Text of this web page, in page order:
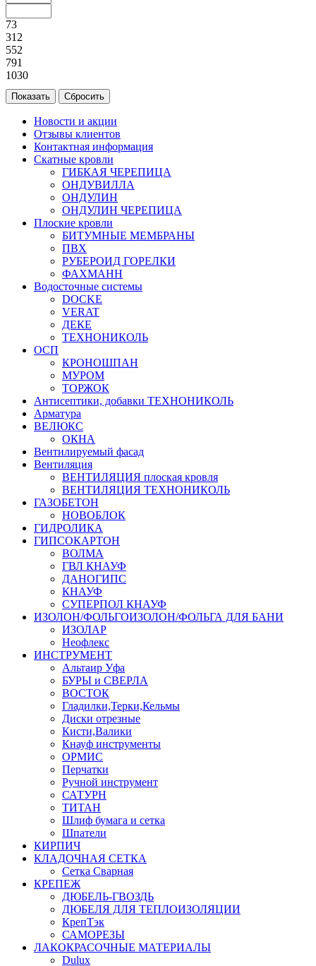
73
312
552
791
1030
Новости и акции
Отзывы клиентов
Контактная информация
Скатные кровли
ГИБКАЯ ЧЕРЕПИЦА
ОНДУВИЛЛА
ОНДУЛИН
ОНДУЛИН ЧЕРЕПИЦА
Плоские кровли
БИТУМНЫЕ МЕМБРАНЫ
ПВХ
РУБЕРОИД ГОРЕЛКИ
ФАХМАНН
Водосточные системы
DOCKE
VERAT
ДЕКЕ
ТЕХНОНИКОЛЬ
ОСП
КРОНОШПАН
МУРОМ
ТОРЖОК
Антисептики, добавки ТЕХНОНИКОЛЬ
Арматура
ВЕЛЮКС
ОКНА
Вентилируемый фасад
Вентиляция
ВЕНТИЛЯЦИЯ плоская кровля
ВЕНТИЛЯЦИЯ ТЕХНОНИКОЛЬ
ГАЗОБЕТОН
НОВОБЛОК
ГИДРОЛИКА
ГИПСОКАРТОН
ВОЛМА
ГВЛ КНАУФ
ДАНОГИПС
КНАУФ
СУПЕРПОЛ КНАУФ
ИЗОЛОН/ФОЛЬГОИЗОЛОН/ФОЛЬГА ДЛЯ БАНИ
ИЗОЛАР
Неофлекс
ИНСТРУМЕНТ
Альтаир Уфа
БУРЫ и СВЕРЛА
ВОСТОК
Гладилки,Терки,Кельмы
Диски отрезные
Кисти,Валики
Кнауф инструменты
ОРМИС
Перчатки
Ручной инструмент
САТУРН
ТИТАН
Шлиф бумага и сетка
Шпатели
КИРПИЧ
КЛАДОЧНАЯ СЕТКА
Сетка Сварная
КРЕПЕЖ
ДЮБЕЛЬ-ГВОЗДЬ
ДЮБЕЛЯ ДЛЯ ТЕПЛОИЗОЛЯЦИИ
КрепТэк
САМОРЕЗЫ
ЛАКОКРАСОЧНЫЕ МАТЕРИАЛЫ
Dulux